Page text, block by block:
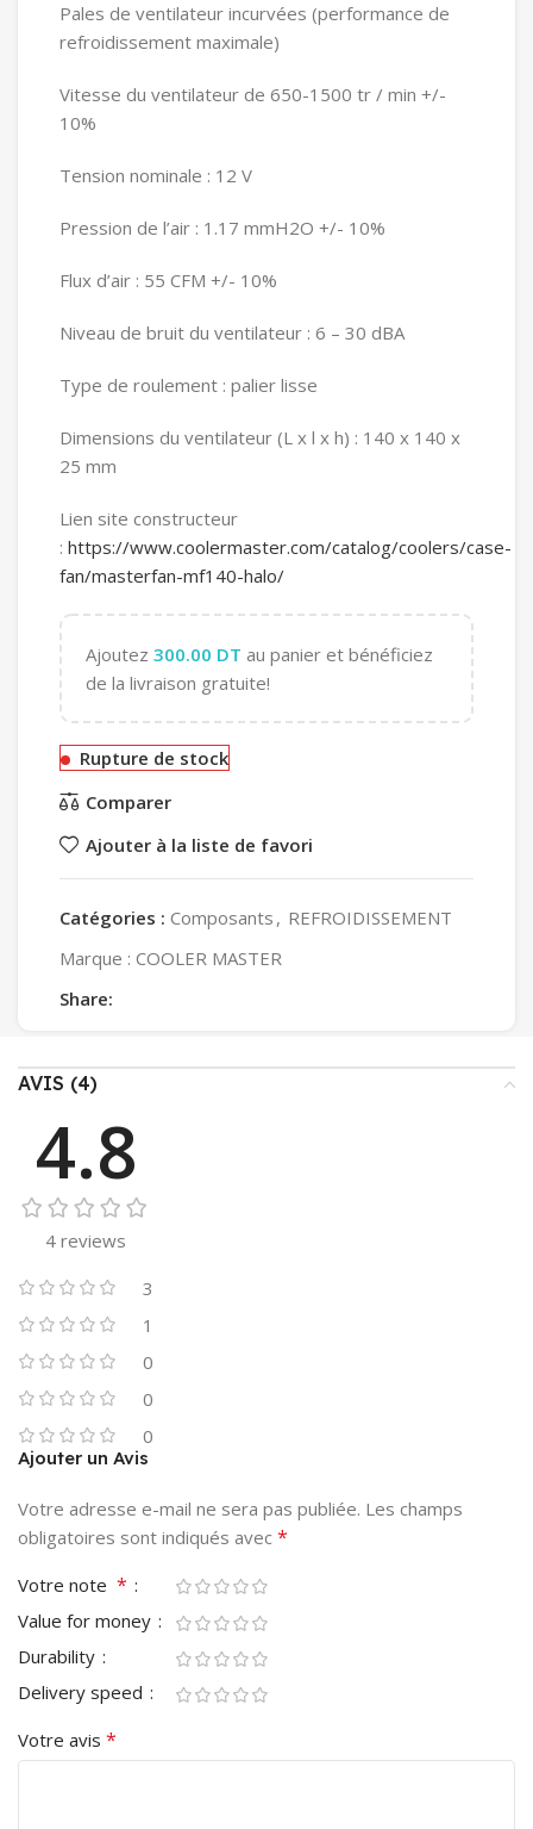
Pales de ventilateur incurvées (performance de
refroidissement maximale)
Vitesse du ventilateur de 650-1500 tr / min +/-
10%
Tension nominale : 12 V
Pression de l’air : 1.17 mmH2O +/- 10%
Flux d’air : 55 CFM +/- 10%
Niveau de bruit du ventilateur : 6 – 30 dBA
Type de roulement : palier lisse
Dimensions du ventilateur (L x l x h) : 140 x 140 x
25 mm
Lien site constructeur
: https://www.coolermaster.com/catalog/coolers/case-
fan/masterfan-mf140-halo/
Ajoutez 300.00 DT au panier et bénéficiez
de la livraison gratuite!
Rupture de stock
Comparer
Ajouter à la liste de favori
Catégories : Composants , REFROIDISSEMENT
Marque : COOLER MASTER
Share:
AVIS (4)
4.8
4 reviews
3
1
0
0
0
Ajouter un Avis
Votre adresse e-mail ne sera pas publiée. Les champs
obligatoires sont indiqués avec *
Votre note *
Value for money
Durability
Delivery speed
Votre avis *